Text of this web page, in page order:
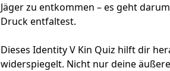
Jäger zu entkommen – es geht
Druck entfaltest.
Dieses Identity V Kin Quiz hilft dir
widerspiegelt. Nicht nur deine